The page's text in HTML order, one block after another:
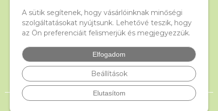
A sütik segítenek, hogy vásárlóinknak minőségi
szolgáltatásokat nyújtsunk. Lehetővé teszik, hogy
az Ön preferenciáit felismerjük és megjegyezzük.
Elfogadom
Beállítások
Elutasítom
Beado
Kapcsolat
Gyakori kérdések
Facebook
© 2026 beado.hu, a gyöngyök webáruháza •NextShop&e-shop Pohoda